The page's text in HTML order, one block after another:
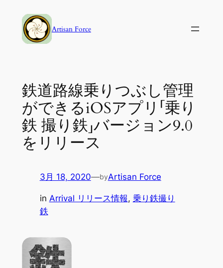
Artisan Force
鉄道路線乗りつぶし管理
ができるiOSアプリ「乗り
鉄 撮り鉄」バージョン9.0
をリリース
3月 18, 2020—byArtisan Force
in Arrival リリース情報, 乗り鉄撮り
鉄